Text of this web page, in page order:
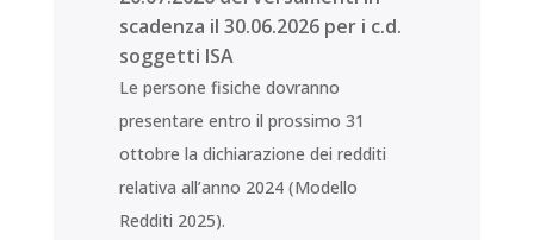
scadenza il 30.06.2026 per i c.d.
soggetti ISA
Le persone fisiche dovranno
presentare entro il prossimo 31
ottobre la dichiarazione dei redditi
relativa all’anno 2024 (Modello
Redditi 2025).